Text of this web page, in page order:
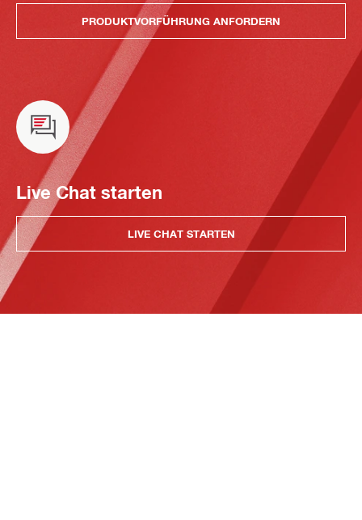
PRODUKTVORFÜHRUNG ANFORDERN
Live Chat starten
LIVE CHAT STARTEN